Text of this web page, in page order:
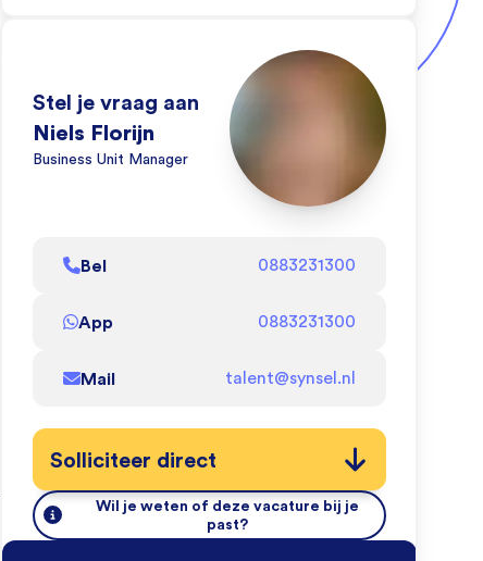
Stel je vraag aan
Niels Florijn
Business Unit Manager
Bel 0883231300
App 0883231300
Mail talent@synsel.nl
Solliciteer direct
Wil je weten of deze vacature bij je
past?